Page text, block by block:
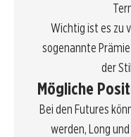
Wichtig ist es zu
sogenannte
der
Mögliche
Bei den Futures
werden, Long